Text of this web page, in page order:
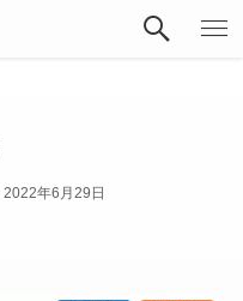
2022年6月29日